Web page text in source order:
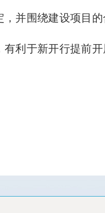
并围绕建设项目
利于新开行提前